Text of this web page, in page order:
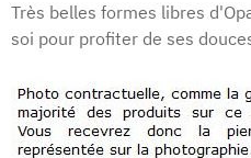
Très belles formes libres
soi pour profiter de ses